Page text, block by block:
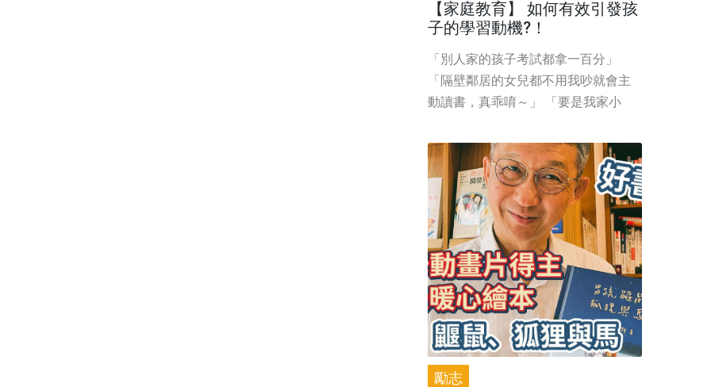
【家庭教育】 如何有效引發孩
子的學習動機?！
「別人家的孩子考試都拿一百分」
「隔壁鄰居的女兒都不用我吵就會主
動讀書，真乖唷～」 「要是我家小
勵志